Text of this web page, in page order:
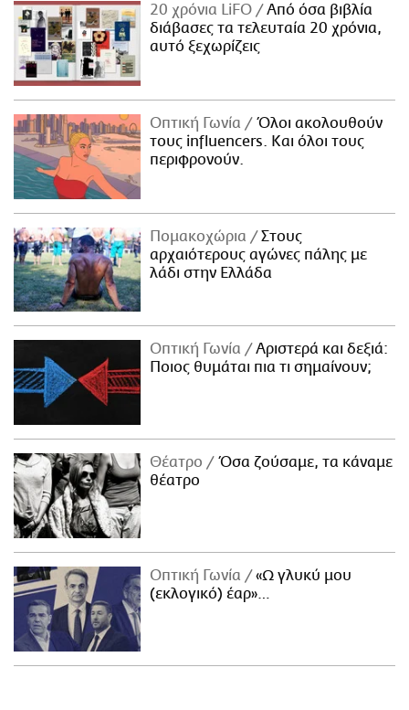
20 χρόνια LiFO
Από όσα βιβλία
διάβασες τα τελευταία 20 χρόνια,
αυτό ξεχωρίζεις
Οπτική Γωνία
Όλοι ακολουθούν
τους influencers. Και όλοι τους
περιφρονούν.
Πομακοχώρια
Στους
αρχαιότερους αγώνες πάλης με
λάδι στην Ελλάδα
Οπτική Γωνία
Αριστερά και δεξιά:
Ποιος θυμάται πια τι σημαίνουν;
Θέατρο
Όσα ζούσαμε, τα κάναμε
θέατρο
Οπτική Γωνία
«Ω γλυκύ μου
(εκλογικό) έαρ»…